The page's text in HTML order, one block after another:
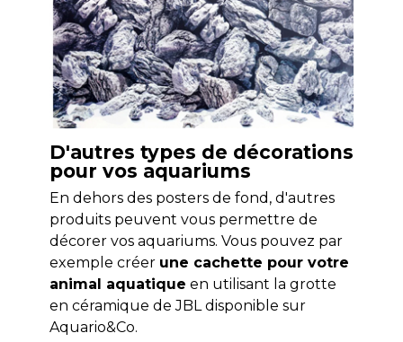
D'autres types de décorations
pour vos aquariums
En dehors des posters de fond, d'autres
produits peuvent vous permettre de
décorer vos aquariums. Vous pouvez par
exemple créer une cachette pour votre
animal aquatique en utilisant la grotte
en céramique de JBL disponible sur
Aquario&Co.